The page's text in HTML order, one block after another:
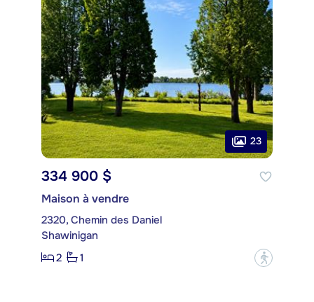
23
334 900 $
Maison à vendre
2320, Chemin des Daniel
Shawinigan
2
1 ?